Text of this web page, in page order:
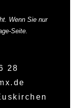
Wenn Sie nur
Seite.
28